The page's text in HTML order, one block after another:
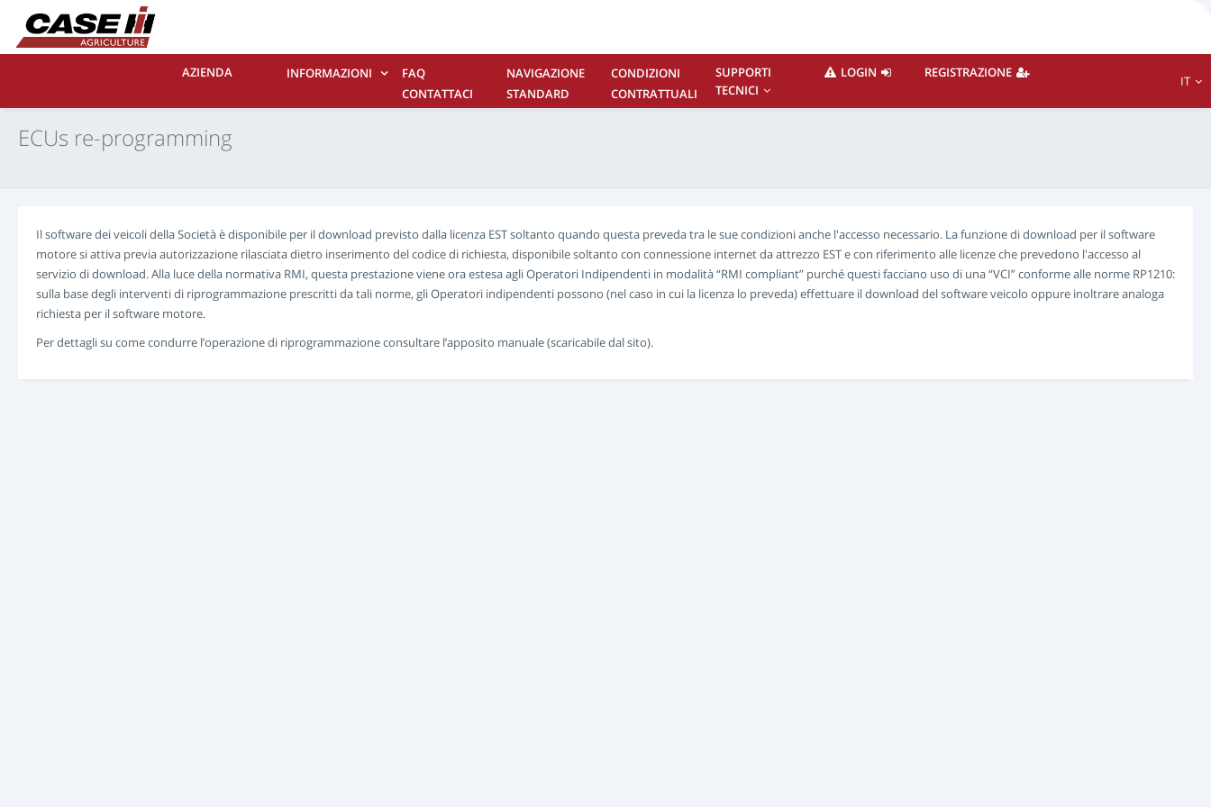
AZIENDA INFORMAZIONI
FAQ
CONTATTACI
NAVIGAZIONE
STANDARD
CONDIZIONI
CONTRATTUALI
SUPPORTI
TECNICI
LOGIN REGISTRAZIONE
IT
ECUs re-programming
Il software dei veicoli della Società è disponibile per il download previsto dalla licenza EST soltanto quando questa preveda tra le sue condizioni anche l'accesso necessario. La funzione di download per il software
motore si attiva previa autorizzazione rilasciata dietro inserimento del codice di richiesta, disponibile soltanto con connessione internet da attrezzo EST e con riferimento alle licenze che prevedono l'accesso al
servizio di download. Alla luce della normativa RMI, questa prestazione viene ora estesa agli Operatori Indipendenti in modalità “RMI compliant” purché questi facciano uso di una “VCI” conforme alle norme RP1210:
sulla base degli interventi di riprogrammazione prescritti da tali norme, gli Operatori indipendenti possono (nel caso in cui la licenza lo preveda) effettuare il download del software veicolo oppure inoltrare analoga
richiesta per il software motore.
Per dettagli su come condurre l’operazione di riprogrammazione consultare l’apposito manuale (scaricabile dal sito).